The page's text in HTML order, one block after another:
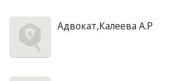
Адвокат,Калеева А.Р